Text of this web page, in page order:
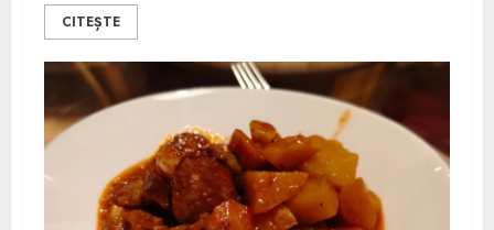
CITEȘTE